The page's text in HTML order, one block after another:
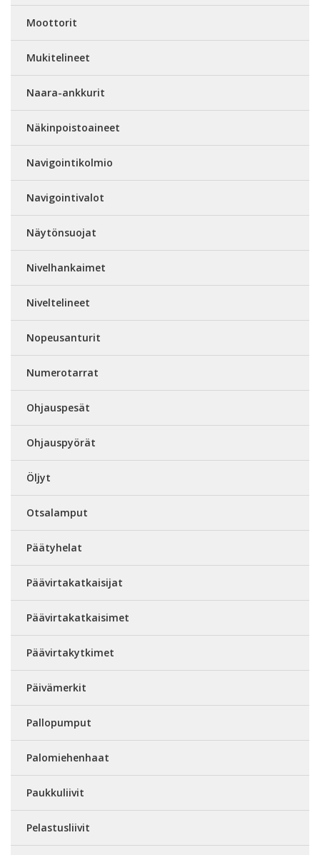
Moottorit
Mukitelineet
Naara-ankkurit
Näkinpoistoaineet
Navigointikolmio
Navigointivalot
Näytönsuojat
Nivelhankaimet
Niveltelineet
Nopeusanturit
Numerotarrat
Ohjauspesät
Ohjauspyörät
Öljyt
Otsalamput
Päätyhelat
Päävirtakatkaisijat
Päävirtakatkaisimet
Päävirtakytkimet
Päivämerkit
Pallopumput
Palomiehenhaat
Paukkuliivit
Pelastusliivit